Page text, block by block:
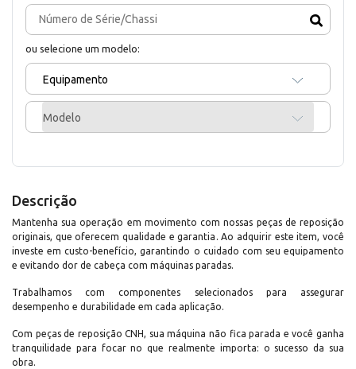
ou selecione um modelo:
Equipamento
Modelo
Descrição
Mantenha sua operação em movimento com nossas peças de reposição
originais, que oferecem qualidade e garantia. Ao adquirir este item, você
investe em custo-benefício, garantindo o cuidado com seu equipamento
e evitando dor de cabeça com máquinas paradas.
Trabalhamos com componentes selecionados para assegurar
desempenho e durabilidade em cada aplicação.
Com peças de reposição CNH, sua máquina não fica parada e você ganha
tranquilidade para focar no que realmente importa: o sucesso da sua
obra.